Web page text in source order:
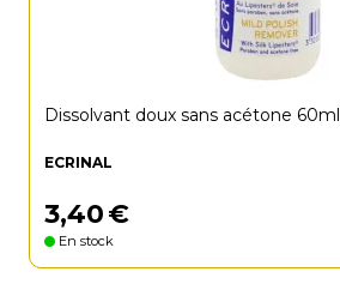
Dissolvant doux sans acétone 60ml
ECRINAL
3,40€
En stock